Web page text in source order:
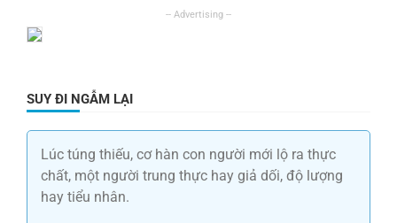
SUY ĐI NGẪM LẠI
Lúc túng thiếu, cơ hàn con người mới lộ ra thực
chất, một người trung thực hay giả dối, độ lượng
hay tiểu nhân.